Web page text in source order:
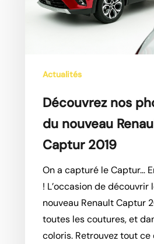
Actualités
Découvrez nos
du nouveau
Captur 2019
On a capturé le Captur…
! L’occasion de découvrir
nouveau Renault Captur
toutes les coutures, et
coloris. Retrouvez tout ce